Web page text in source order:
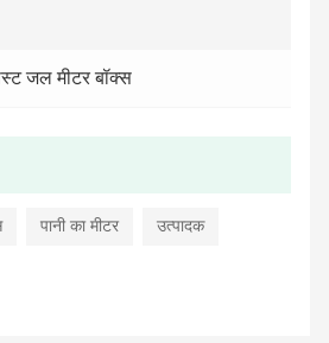
पानी का मीटर उत्पादक